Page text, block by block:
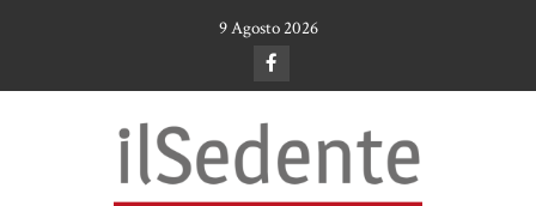
9 Agosto 2026